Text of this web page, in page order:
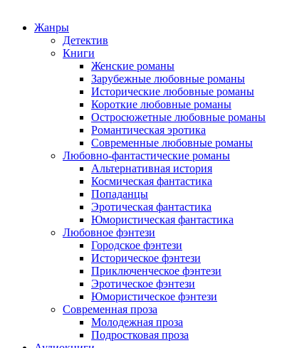
Жанры
Детектив
Книги
Женские романы
Зарубежные любовные романы
Исторические любовные романы
Короткие любовные романы
Остросюжетные любовные романы
Романтическая эротика
Современные любовные романы
Любовно-фантастические романы
Альтернативная история
Космическая фантастика
Попаданцы
Эротическая фантастика
Юмористическая фантастика
Любовное фэнтези
Городское фэнтези
Историческое фэнтези
Приключенческое фэнтези
Эротическое фэнтези
Юмористическое фэнтези
Современная проза
Молодежная проза
Подростковая проза